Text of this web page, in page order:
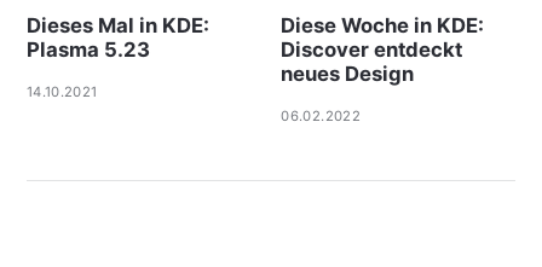
Dieses Mal in KDE:
Plasma 5.23
14.10.2021
Diese Woche in KDE:
Discover entdeckt
neues Design
06.02.2022